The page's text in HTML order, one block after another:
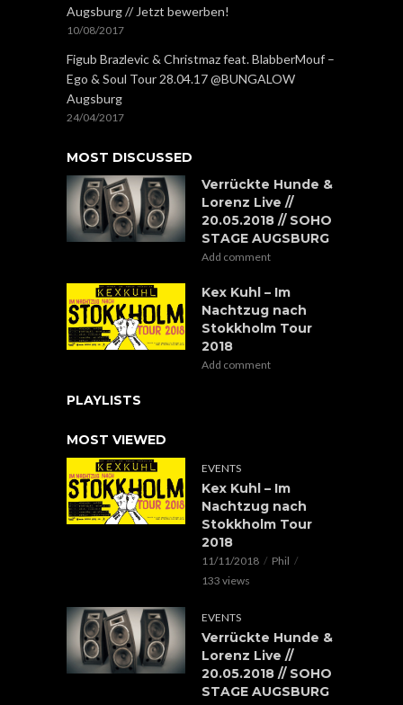
Augsburg // Jetzt bewerben!
10/08/2017
Figub Brazlevic & Christmaz feat. BlabberMouf –
Ego & Soul Tour 28.04.17 @BUNGALOW
Augsburg
24/04/2017
MOST DISCUSSED
Verrückte Hunde &
Lorenz Live //
20.05.2018 // SOHO
STAGE AUGSBURG
Add comment
Kex Kuhl – Im
Nachtzug nach
Stokkholm Tour
2018
Add comment
PLAYLISTS
MOST VIEWED
EVENTS
Kex Kuhl – Im
Nachtzug nach
Stokkholm Tour
2018
11/11/2018
Phil
133 views
EVENTS
Verrückte Hunde &
Lorenz Live //
20.05.2018 // SOHO
STAGE AUGSBURG